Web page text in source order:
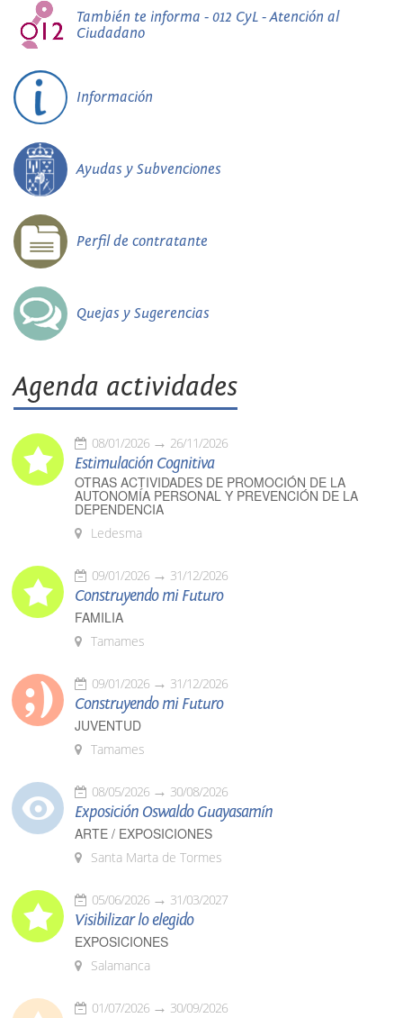
También te informa - 012 CyL - Atención al
Ciudadano
Información
Ayudas y Subvenciones
Perfil de contratante
Quejas y Sugerencias
Agenda actividades
08/01/2026 26/11/2026
Estimulación Cognitiva
OTRAS ACTIVIDADES DE PROMOCIÓN DE LA
AUTONOMÍA PERSONAL Y PREVENCIÓN DE LA
DEPENDENCIA
Ledesma
09/01/2026 31/12/2026
Construyendo mi Futuro
FAMILIA
Tamames
09/01/2026 31/12/2026
Construyendo mi Futuro
JUVENTUD
Tamames
08/05/2026 30/08/2026
Exposición Oswaldo Guayasamín
ARTE / EXPOSICIONES
Santa Marta de Tormes
05/06/2026 31/03/2027
Visibilizar lo elegido
EXPOSICIONES
Salamanca
01/07/2026 30/09/2026